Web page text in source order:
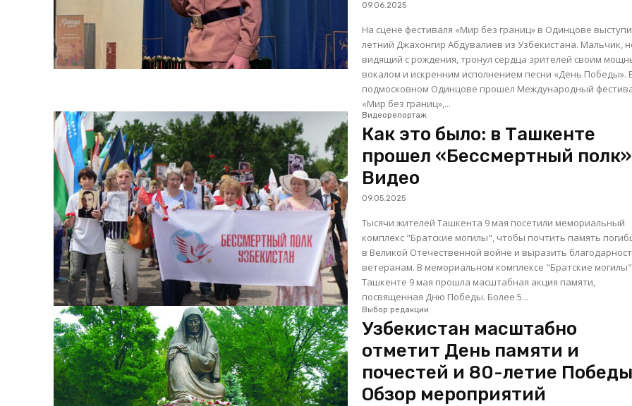
09.06.2025
На сцене фестиваля «Мир без границ» в Одинцове
летний Джахонгир Абдувалиев из Узбекистана. Мальчик,
видящий с рождения, тронул сердца зрителей своим
вокалом и искренним исполнением песни «День Победы». В
подмосковном Одинцове прошел Международный
«Мир без границ»,...
Видеорепортаж
Как это было: в Ташкенте
прошел «Бессмертный
Видео
09.05.2025
Тысячи жителей Ташкента 9 мая посетили мемориальный
комплекс "Братские могилы", чтобы почтить память
в Великой Отечественной войне и выразить
ветеранам. В мемориальном комплексе "Братские могилы" в
Ташкенте 9 мая прошла масштабная акция памяти,
посвященная Дню Победы. Более 5...
Выбор редакции
Узбекистан масштабно
отметит День памяти и
почестей и 80-летие
Обзор мероприятий